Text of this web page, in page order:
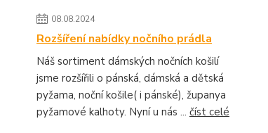
08.08.2024
Rozšíření nabídky nočního prádla
Náš sortiment dámských nočních košilí
jsme rozšířili o pánská, dámská a dětská
pyžama, noční košile( i pánské), županya
pyžamové kalhoty. Nyní u nás ... číst celé